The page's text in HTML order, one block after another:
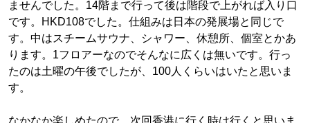
ませんでした。14階まで行って後は階段で上がれば入り口
です。HKD108でした。仕組みは日本の発展場と同じで
す。中はスチームサウナ、シャワー、休憩所、個室とかあ
ります。1フロアーなのでそんなに広くは無いです。行っ
たのは土曜の午後でしたが、100人くらいはいたと思いま
す。
なかなか楽しめたので、次回香港に行く時は行くと思いま